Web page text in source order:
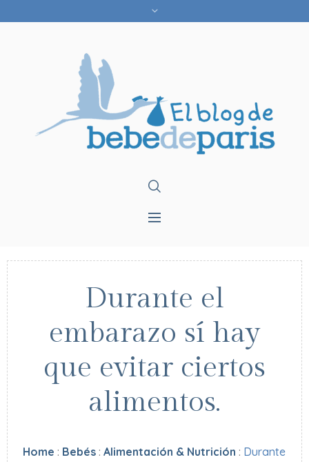
Durante el
embarazo sí hay
que evitar ciertos
alimentos.
Home : Bebés :Alimentación & Nutrición : Durante